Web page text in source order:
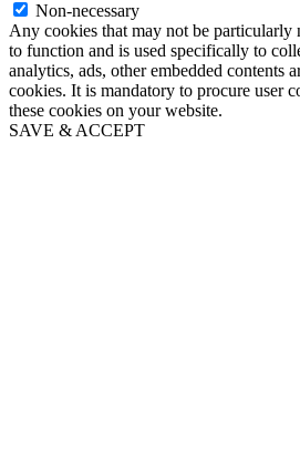
Non-necessary
Any cookies that may not be particularly
to function and is used specifically to
analytics, ads, other embedded contents
cookies. It is mandatory to procure user
these cookies on your website.
SAVE & ACCEPT